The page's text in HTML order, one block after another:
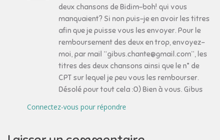
deux chansons de Bidim-boh! qui vous
manquaient? Si non puis-je en avoir les titres
afin que je puisse vous les envoyer. Pour le
remboursement des deux en trop, envoyez-
moi, par mail “gibus.chante@gmail.com”, les
titres des deux chansons ainsi que le n° de
CPT sur lequel je peu vous les rembourser.
Désolé pour tout cela :O) Bien à vous. Gibus
Connectez-vous pour répondre